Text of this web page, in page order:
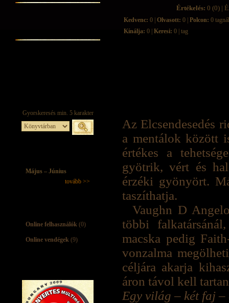
Május – Június
tovább >>
Online felhasználók (0)
Online vendégek (9)
Értékelés: 0 (0) |
Kedvenc: 0 | Olvasott: 0 | Polcon: 0 tagnál
Kínálja: 0 | Keresi: 0 | tag
Az Elcsendesedés
a mentálok között
értékes a
gyötrik, vért és
érzéki gyönyört.
taszíthatja.
Vaughn D
többi
macska pedig
vonzalma
céljára akarja
áron távol kell
Egy világ – két faj